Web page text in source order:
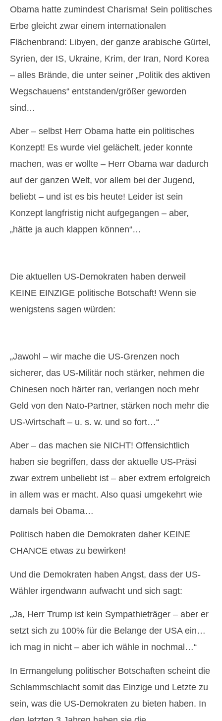
Obama hatte zumindest Charisma! Sein politisches
Erbe gleicht zwar einem internationalen
Flächenbrand: Libyen, der ganze arabische Gürtel,
Syrien, der IS, Ukraine, Krim, der Iran, Nord Korea
– alles Brände, die unter seiner „Politik des aktiven
Wegschauens“ entstanden/größer geworden
sind…
Aber – selbst Herr Obama hatte ein politisches
Konzept! Es wurde viel gelächelt, jeder konnte
machen, was er wollte – Herr Obama war dadurch
auf der ganzen Welt, vor allem bei der Jugend,
beliebt – und ist es bis heute! Leider ist sein
Konzept langfristig nicht aufgegangen – aber,
„hätte ja auch klappen können“…
Die aktuellen US-Demokraten haben derweil
KEINE EINZIGE politische Botschaft! Wenn sie
wenigstens sagen würden:
„Jawohl – wir mache die US-Grenzen noch
sicherer, das US-Militär noch stärker, nehmen die
Chinesen noch härter ran, verlangen noch mehr
Geld von den Nato-Partner, stärken noch mehr die
US-Wirtschaft – u. s. w. und so fort…“
Aber – das machen sie NICHT! Offensichtlich
haben sie begriffen, dass der aktuelle US-Präsi
zwar extrem unbeliebt ist – aber extrem erfolgreich
in allem was er macht. Also quasi umgekehrt wie
damals bei Obama…
Politisch haben die Demokraten daher KEINE
CHANCE etwas zu bewirken!
Und die Demokraten haben Angst, dass der US-
Wähler irgendwann aufwacht und sich sagt:
„Ja, Herr Trump ist kein Sympathieträger – aber er
setzt sich zu 100% für die Belange der USA ein…
ich mag in nicht – aber ich wähle in nochmal…“
In Ermangelung politischer Botschaften scheint die
Schlammschlacht somit das Einzige und Letzte zu
sein, was die US-Demokraten zu bieten haben. In